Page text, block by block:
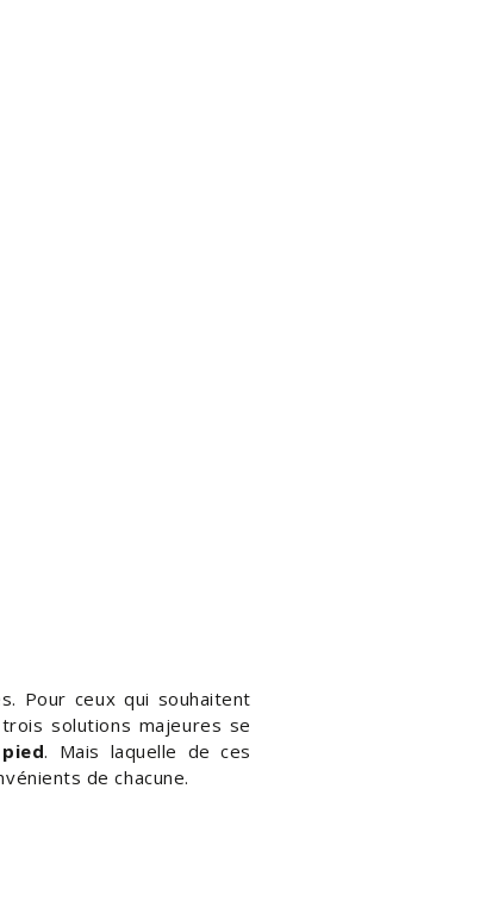
Pour ceux qui souhaitent
solutions majeures se
. Mais laquelle de ces
de chacune.